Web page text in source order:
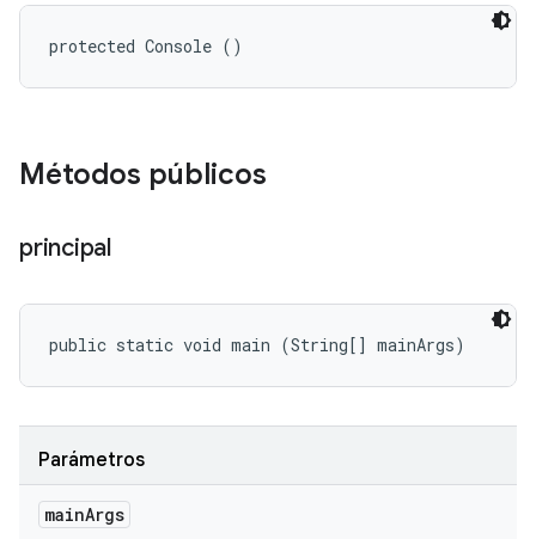
protected Console ()
Métodos públicos
principal
public static void main (String[] mainArgs)
Parámetros
mainArgs